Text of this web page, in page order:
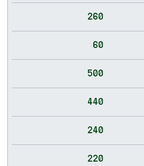
260
60
500
440
240
220